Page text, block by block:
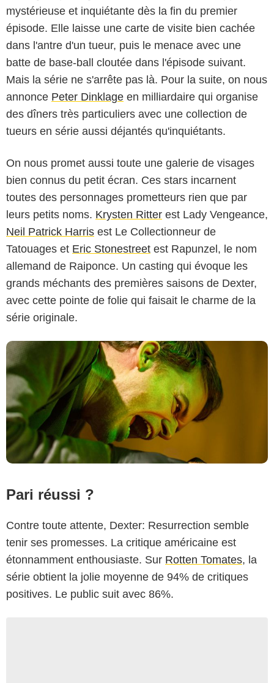
mystérieuse et inquiétante dès la fin du premier
épisode. Elle laisse une carte de visite bien cachée
dans l'antre d'un tueur, puis le menace avec une
batte de base-ball cloutée dans l'épisode suivant.
Mais la série ne s'arrête pas là. Pour la suite, on nous
annonce Peter Dinklage en milliardaire qui organise
des dîners très particuliers avec une collection de
tueurs en série aussi déjantés qu'inquiétants.
On nous promet aussi toute une galerie de visages
bien connus du petit écran. Ces stars incarnent
toutes des personnages prometteurs rien que par
leurs petits noms. Krysten Ritter est Lady Vengeance,
Neil Patrick Harris est Le Collectionneur de
Tatouages et Eric Stonestreet est Rapunzel, le nom
allemand de Raiponce. Un casting qui évoque les
grands méchants des premières saisons de Dexter,
avec cette pointe de folie qui faisait le charme de la
série originale.
2025 Zach Dilgard/Showtime Network Inc. All rights reserved./Paramount+
Pari réussi ?
Contre toute attente, Dexter: Resurrection semble
tenir ses promesses. La critique américaine est
étonnamment enthousiaste. Sur Rotten Tomates, la
série obtient la jolie moyenne de 94% de critiques
positives. Le public suit avec 86%.